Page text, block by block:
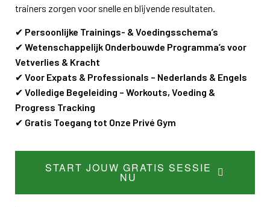
trainers zorgen voor snelle en blijvende resultaten.
✔ Persoonlijke Trainings- & Voedingsschema’s
✔ Wetenschappelijk Onderbouwde Programma’s voor
Vetverlies & Kracht
✔ Voor Expats & Professionals – Nederlands & Engels
✔ Volledige Begeleiding – Workouts, Voeding &
Progress Tracking
✔ Gratis Toegang tot Onze Privé Gym
START JOUW GRATIS SESSIE
NU